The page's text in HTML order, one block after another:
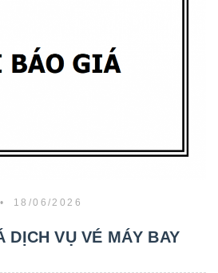
• 18/06/2026
DỊCH VỤ VÉ MÁY BAY